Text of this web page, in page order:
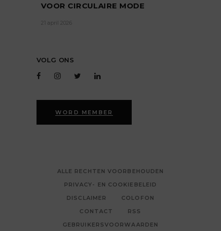
VOOR CIRCULAIRE MODE
21 april 2026
VOLG ONS
WORD MEMBER
ALLE RECHTEN VOORBEHOUDEN
PRIVACY- EN COOKIEBELEID
DISCLAIMER
COLOFON
CONTACT
RSS
GEBRUIKERSVOORWAARDEN